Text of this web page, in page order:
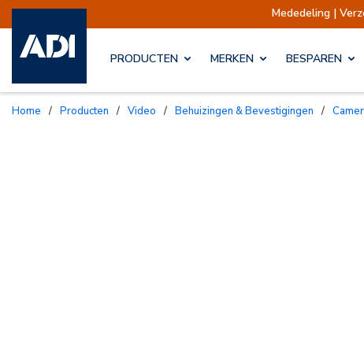
Mededeling | Verzendingen opgeschort
PRODUCTEN MERKEN BESPAREN
Home / Producten / Video / Behuizingen & Bevestigingen /